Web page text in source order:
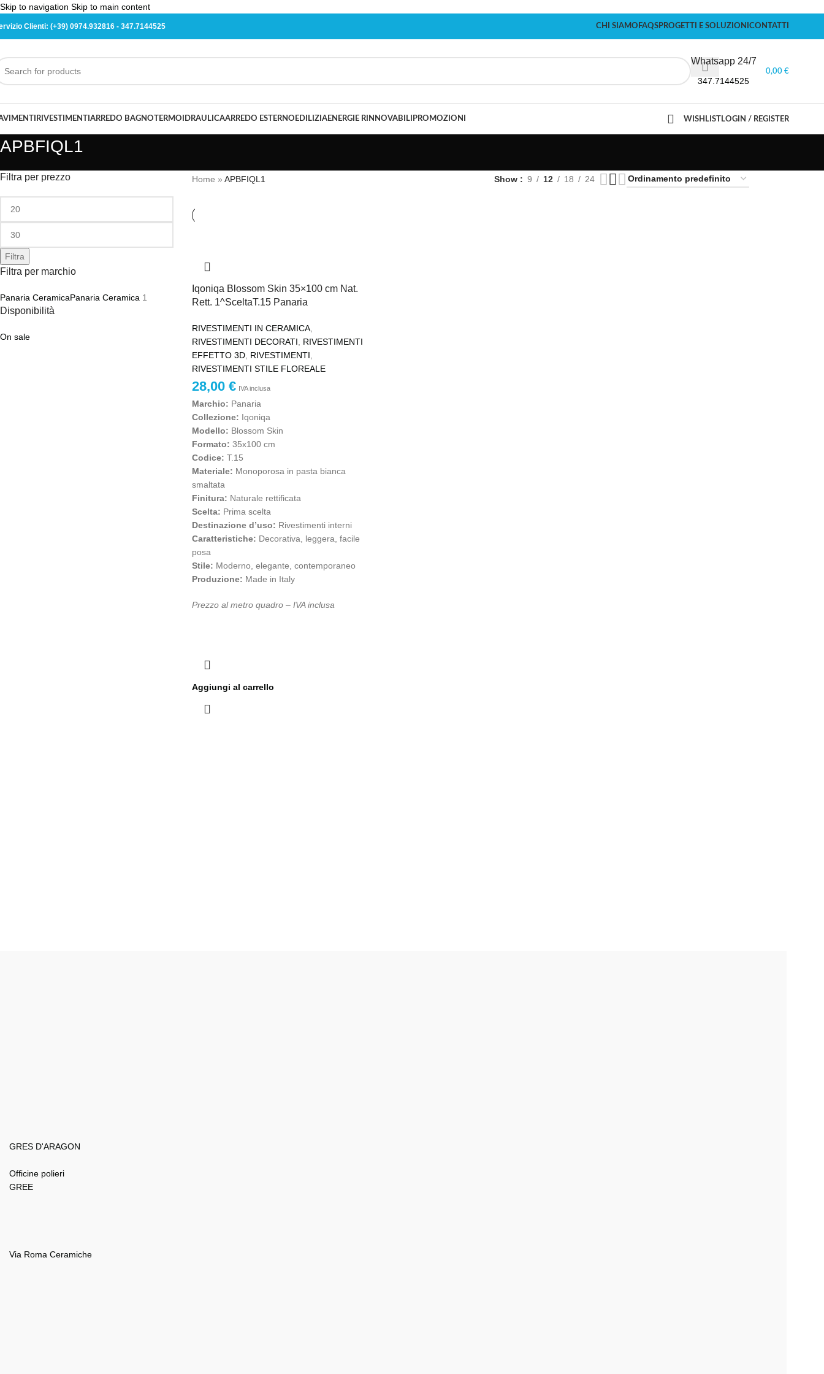
Skip to navigation Skip to main content
Clienti: (+39) 0974.932816 - 347.7144525 CHI SIAMO FAQSPROGETTI E SOLUZIONI CONTATTI
Whatsapp 24/7
347.7144525
0,00 €
RIVESTIMENTI ARREDO BAGNOTERMOIDRAULICAARREDO ESTERNO EDILIZIAENERGIE RINNOVABILI PROMOZIONI WISHLISTLOGIN / REGISTER
APBFIQL1
Filtra per prezzo
Filtra
Filtra per marchio
Panaria CeramicaPanaria Ceramica 1
Disponibilità
On sale
Home » APBFIQL1 Show 9 12 18 24
Iqoniqa Blossom Skin 35×100 cm Nat.
Rett. 1^SceltaT.15 Panaria
RIVESTIMENTI IN CERAMICA,
RIVESTIMENTI DECORATI
RIVESTIMENTI
EFFETTO 3D, RIVESTIMENTI
RIVESTIMENTI STILE FLOREALE
28,00 € IVA inclusa
Marchio: Panaria
Collezione: Iqoniqa
Modello: Blossom Skin
Formato: 35x100 cm
Codice: T.15
Materiale: Monoporosa in pasta bianca
smaltata
Finitura: Naturale rettificata
Scelta: Prima scelta
Destinazione d’uso: Rivestimenti interni
Caratteristiche: Decorativa, leggera, facile
posa
Stile: Moderno, elegante, contemporaneo
Produzione: Made in Italy
Prezzo al metro quadro – IVA inclusa
Aggiungi al carrello
GRES D'ARAGON
Officine polieri
GREE
Via Roma Ceramiche